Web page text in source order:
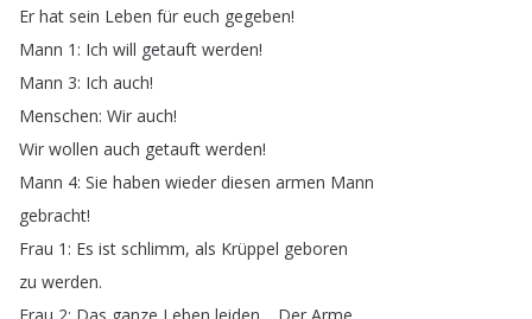
Er hat sein Leben für euch gegeben!
Mann 1: Ich will getauft werden!
Mann 3: Ich auch!
Menschen: Wir auch!
Wir wollen auch getauft werden!
Mann 4: Sie haben wieder diesen armen Mann
gebracht!
Frau 1: Es ist schlimm, als Krüppel geboren
zu werden.